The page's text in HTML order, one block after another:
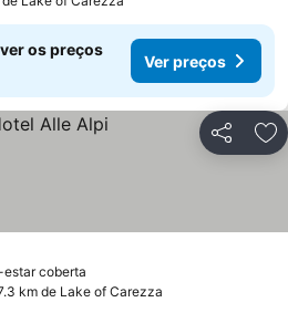
os preços
Ver preços
Partilhar
estar coberta
km de Lake of Carezza